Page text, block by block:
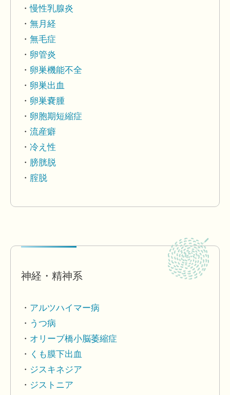
慢性乳腺炎
無月経
無毛症
卵管炎
卵巣機能不全
卵巣出血
卵巣嚢腫
卵胞期短縮症
流産癖
冷え性
膀胱脱
腟脱
神経・精神系
アルツハイマー病
うつ病
オリーブ橋小脳萎縮症
くも膜下出血
ジスキネジア
ジストニア